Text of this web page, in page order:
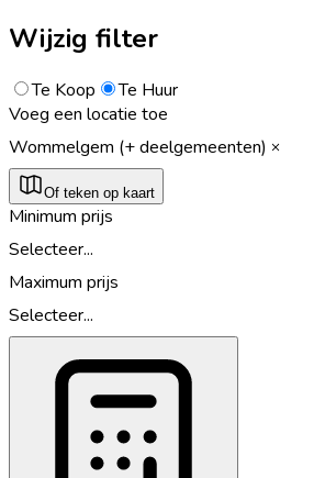
Wijzig filter
Te Koop
Te Huur
Voeg een locatie toe
Wommelgem (+ deelgemeenten)
Of teken op kaart
Minimum prijs
Selecteer...
Maximum prijs
Selecteer...